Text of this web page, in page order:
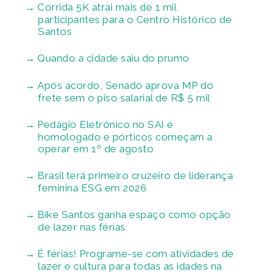
Corrida 5K atrai mais de 1 mil
participantes para o Centro Histórico de
Santos
Quando a cidade saiu do prumo
Após acordo, Senado aprova MP do
frete sem o piso salarial de R$ 5 mil
Pedágio Eletrônico no SAI é
homologado e pórticos começam a
operar em 1º de agosto
Brasil terá primeiro cruzeiro de liderança
feminina ESG em 2026
Bike Santos ganha espaço como opção
de lazer nas férias
É férias! Programe-se com atividades de
lazer e cultura para todas as idades na